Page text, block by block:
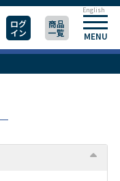
ログ
イン
商品
一覧 MENU
English